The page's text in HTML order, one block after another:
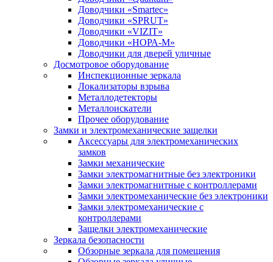
Доводчики «Smartec»
Доводчики «SPRUT»
Доводчики «VIZIT»
Доводчики «НОРА-М»
Доводчики для дверей уличные
Досмотровое оборудование
Инспекционные зеркала
Локализаторы взрыва
Металлодетекторы
Металлоискатели
Прочее оборудование
Замки и электромеханические защелки
Аксессуары для электромеханических
замков
Замки механические
Замки электромагнитные без электроники
Замки электромагнитные с контроллерами
Замки электромеханические без электроники
Замки электромеханические с
контроллерами
Защелки электромеханические
Зеркала безопасности
Обзорные зеркала для помещения